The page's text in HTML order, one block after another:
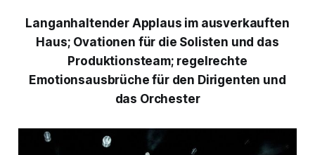
Langanhaltender Applaus im ausverkauften
Haus; Ovationen für die Solisten und das
Produktionsteam; regelrechte
Emotionsausbrüche für den Dirigenten und
das Orchester